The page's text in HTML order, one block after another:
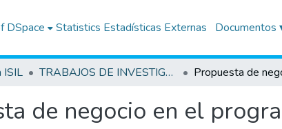
DSpace Statistics Estadísticas Externas Documentos
ISIL TRABAJOS DE INVESTIGACIÓN
de negocio en el